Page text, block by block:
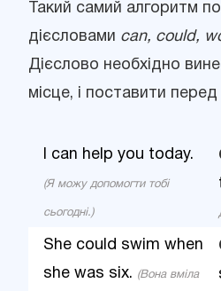
Такий самий алгоритм
дієсловами can, could,
Дієслово необхідно
місце, і поставити
I can help you today.
(Я можу допомогти тобі
сьогодні.)
She could swim when
she was six. (Вона вміла